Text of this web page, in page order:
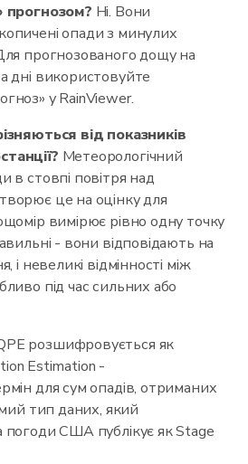
прогнозом? Ні. Вони
опади з минулих
прогнозованого дощу на
дні використовуйте
у RainViewer.
від показників
Метеорологічний
в стовпі повітря над
це на оцінку для
вимірює рівно одну точку
- вони відповідають на
і невеликі відмінності між
під час сильних або
розшифровується як
Estimation -
для сум опадів, отриманих
тип даних, який
погоди США публікує як Stage